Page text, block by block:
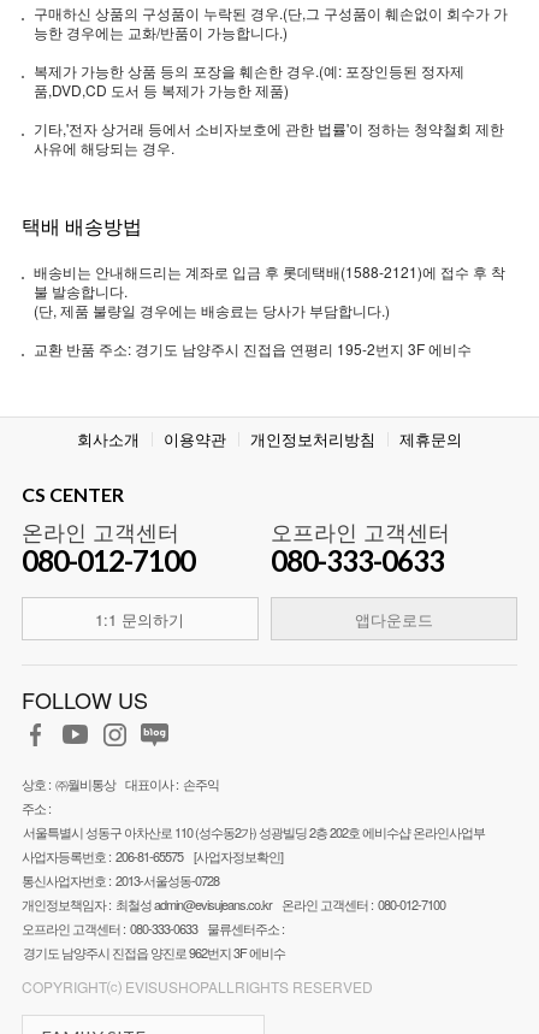
구매하신 상품의 구성품이 누락된 경우.(단,그 구성품이 훼손없이 회수가 가
능한 경우에는 교화/반품이 가능합니다.)
복제가 가능한 상품 등의 포장을 훼손한 경우.(예: 포장인등된 정자제
품,DVD,CD 도서 등 복제가 가능한 제품)
기타,'전자 상거래 등에서 소비자보호에 관한 법률'이 정하는 청약철회 제한
사유에 해당되는 경우.
택배 배송방법
배송비는 안내해드리는 계좌로 입금 후 롯데택배(1588-2121)에 접수 후 착
불 발송합니다.
(단, 제품 불량일 경우에는 배송료는 당사가 부담합니다.)
교환 반품 주소: 경기도 남양주시 진접읍 연평리 195-2번지 3F 에비수
회사소개 이용약관 개인정보처리방침 제휴문의
CS CENTER
온라인 고객센터
080-012-7100
1:1 문의하기
오프라인 고객센터
080-333-0633
앱다운로드
FOLLOW US
상호 : ㈜월비통상 대표이사 : 손주익
주소 :
서울특별시 성동구 아차산로 110 (성수동2가) 성광빌딩 2층 202호 에비수샵 온라인사업부
사업자등록번호 : 206-81-65575 [사업자정보확인]
통신사업자번호 : 2013-서울성동-0728
개인정보책임자 : 최철성admin@evisujeans.co.kr 온라인 고객센터 : 080-012-7100
오프라인 고객센터 : 080-333-0633 물류센터주소 :
경기도 남양주시 진접읍 양진로 962번지 3F 에비수
COPYRIGHT⒞ EVISUSHOPALLRIGHTS RESERVED